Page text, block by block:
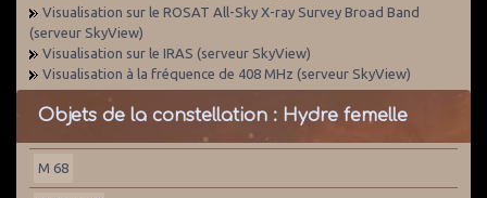
Visualisation sur le ROSAT All-Sky X-ray Survey Broad Band
(serveur SkyView)
Visualisation sur le IRAS (serveur SkyView)
Visualisation à la fréquence de 408 MHz (serveur SkyView)
Objets de la constellation : Hydre femelle
M 68